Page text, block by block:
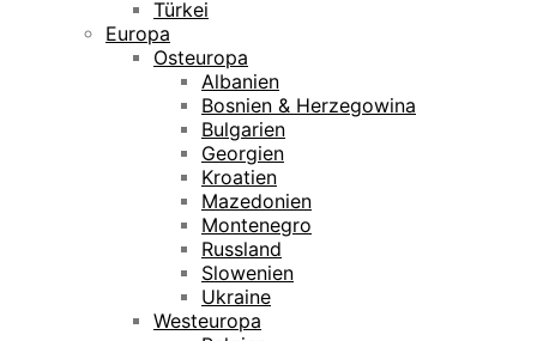
Türkei
Europa
Osteuropa
Albanien
Bosnien & Herzegowina
Bulgarien
Georgien
Kroatien
Mazedonien
Montenegro
Russland
Slowenien
Ukraine
Westeuropa